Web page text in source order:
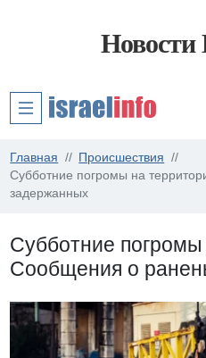
Новости
Главная
Происшествия
Субботние погромы на
задержанных
Субботние погромы
Сообщения о